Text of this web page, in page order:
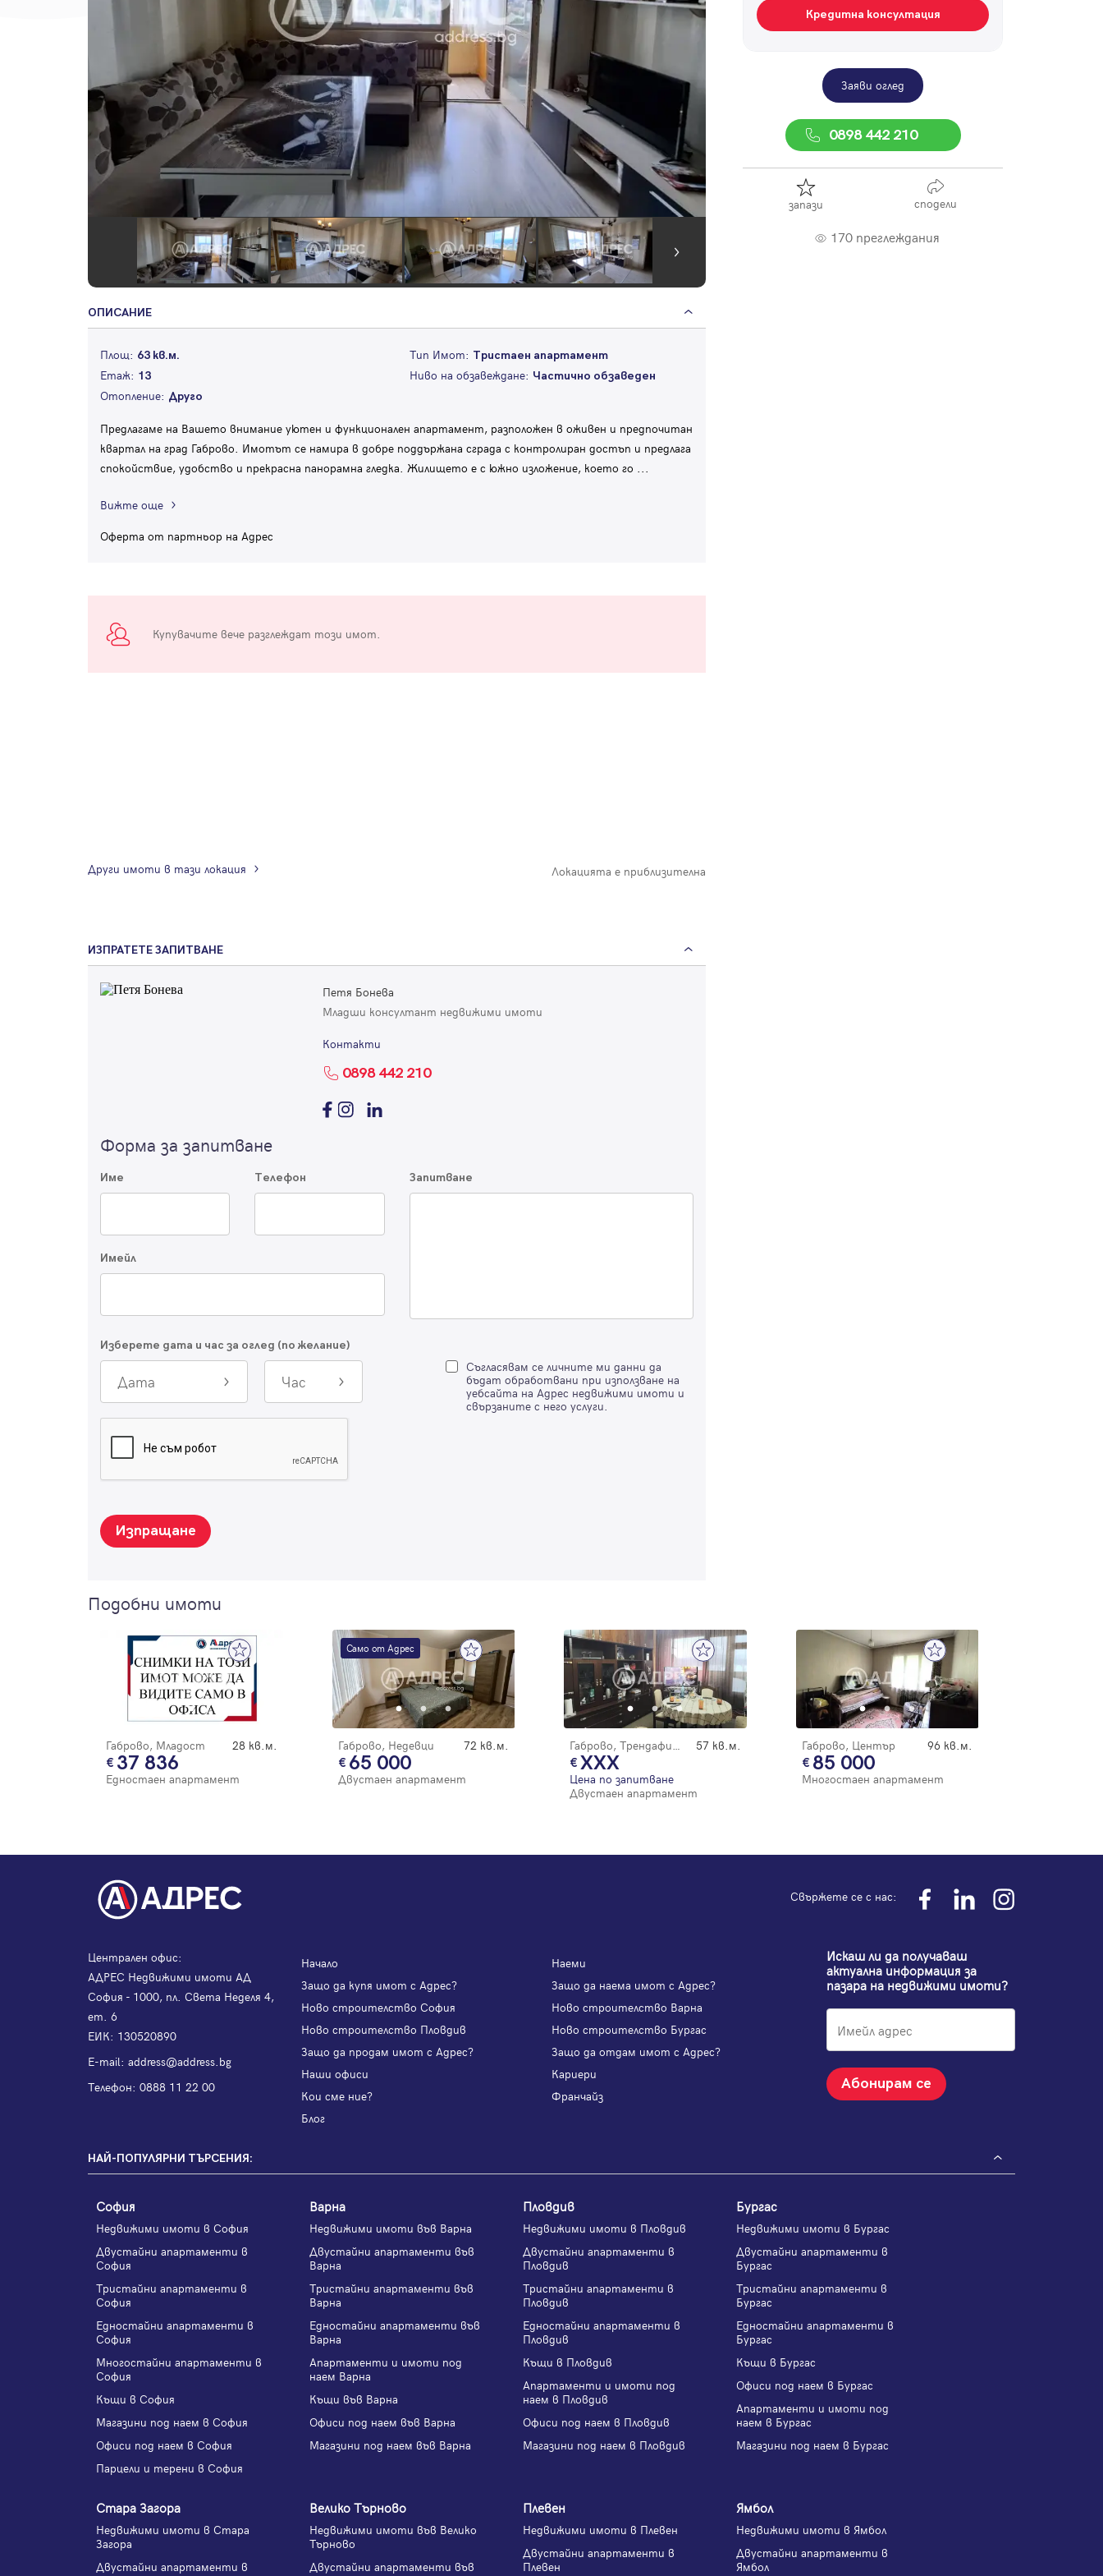
Кредитна консултация
Заяви оглед
0898 442 210
запази сподели
170 преглеждания
ОПИСАНИЕ
Площ: 63 кв.м. Тип Имот: Тристаен апартамент
Етаж: 13 Ниво на обзавеждане: Частично обзаведен
Отопление: Друго
Предлагаме на Вашето внимание уютен и функционален апартамент, разположен в оживен и предпочитан
квартал на град Габрово. Имотът се намира в добре поддържана сграда с контролиран достъп и предлага
спокойствие, удобство и прекрасна панорамна гледка. Жилището е с южно изложение, което го ...
Вижте още
Оферта от партньор на Адрес
Купувачите вече разглеждат този имот.
Локацията е приблизителна
Други имоти в тази локация
ИЗПРАТЕТЕ ЗАПИТВАНЕ
Петя Бонева
Младши консултант недвижими имоти
Контакти
0898 442 210
Форма за запитване
Име Телефон
Имейл
Запитване
Изберете дата и час за оглед (по желание)
Дата Час
Съгласявам се личните ми данни да
бъдат обработвани при използване на
уебсайта на Адрес недвижими имоти и
свързаните с него услуги.
Изпращане
Подобни имоти
Габрово, Младост 28 кв.м.
37 836
Едностаен апартамент
Само от Адрес
Габрово, Недевци 72 кв.м.
65 000
Двустаен апартамент
Габрово, Трендафил 1 57 кв.м.
XXX
Цена по запитване
Двустаен апартамент
Габрово, Център 96 кв.м.
85 000
Многостаен апартамент
Успех!
Благодарим ви! Проверете имейл адрес си, за да активирате
Свържете се с нас:
Централен офис:
АДРЕС Недвижими имоти АД
София - 1000, пл. Света Неделя 4,
ет. 6
ЕИК: 130520890
Е-mail: address@address.bg
Телефон: 0888 11 22 00
Начало
Наеми
Защо да купя имот с Адрес?
Защо да наема имот с Адрес?
Ново строителство София
Ново строителство Варна
Ново строителство Пловдив
Ново строителство Бургас
Защо да продам имот с Адрес?
Защо да отдам имот с Адрес?
Наши офиси
Кариери
Кои сме ние?
Франчайз
Блог
Искаш ли да получаваш
актуална информация за
пазара на недвижими имоти?
Абонирам се
НАЙ-ПОПУЛЯРНИ ТЪРСЕНИЯ:
София
Недвижими имоти в София
Двустайни апартаменти в
София
Тристайни апартаменти в
София
Едностайни апартаменти в
София
Многостайни апартаменти в
София
Къщи в София
Магазини под наем в София
Офиси под наем в София
Парцели и терени в София
Варна
Недвижими имоти във Варна
Двустайни апартаменти във
Варна
Тристайни апартаменти във
Варна
Едностайни апартаменти във
Варна
Апартаменти и имоти под
наем Варна
Къщи във Варна
Офиси под наем във Варна
Магазини под наем във Варна
Пловдив
Недвижими имоти в Пловдив
Двустайни апартаменти в
Пловдив
Тристайни апартаменти в
Пловдив
Едностайни апартаменти в
Пловдив
Къщи в Пловдив
Апартаменти и имоти под
наем в Пловдив
Офиси под наем в Пловдив
Магазини под наем в Пловдив
Бургас
Недвижими имоти в Бургас
Двустайни апартаменти в
Бургас
Тристайни апартаменти в
Бургас
Едностайни апартаменти в
Бургас
Къщи в Бургас
Офиси под наем в Бургас
Апартаменти и имоти под
наем в Бургас
Магазини под наем в Бургас
Стара Загора
Недвижими имоти в Стара
Загора
Двустайни апартаменти в
Велико Търново
Недвижими имоти във Велико
Търново
Двустайни апартаменти във
Плевен
Недвижими имоти в Плевен
Двустайни апартаменти в
Плевен
Ямбол
Недвижими имоти в Ямбол
Двустайни апартаменти в
Ямбол
Вход
по-подробна информация.
Имейл Парола